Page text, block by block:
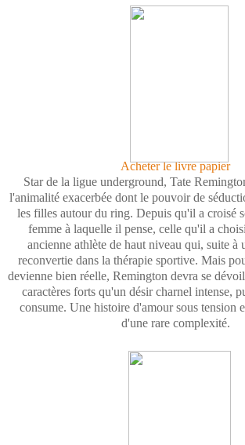
Acheter le livre papier
Star de la ligue underground, Tate
l'animalité exacerbée dont le pouvoir de
les filles autour du ring. Depuis qu'il a croisé
femme à laquelle il pense, celle qu'il a
ancienne athlète de haut niveau qui, suite à
reconvertie dans la thérapie sportive. Mais
devienne bien réelle, Remington devra se
caractères forts qu'un désir charnel intense,
consume. Une histoire d'amour sous tension
d'une rare complexité.